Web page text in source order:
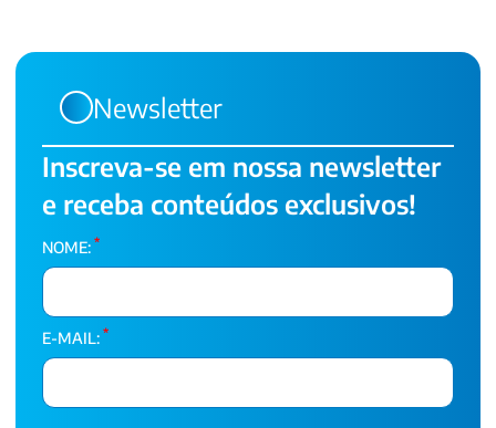
Newsletter
Inscreva-se em nossa newsletter
e receba conteúdos exclusivos!
NOME: *
E-MAIL: *